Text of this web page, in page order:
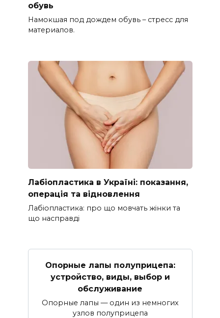
обувь
Намокшая под дождем обувь – стресс для
материалов.
Лабіопластика в Україні: показання,
операція та відновлення
Лабіопластика: про що мовчать жінки та
що насправді
Опорные лапы полуприцепа:
устройство, виды, выбор и
обслуживание
Опорные лапы — один из немногих
узлов полуприцепа